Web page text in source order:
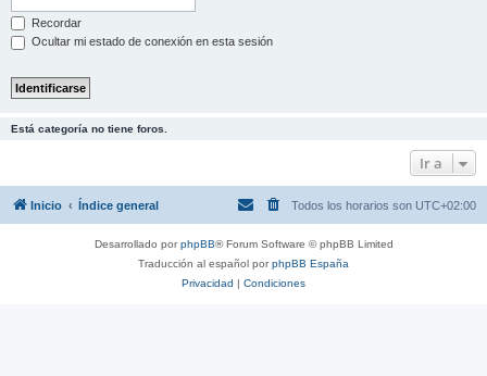
Recordar
Ocultar mi estado de conexión en esta sesión
Está categoría no tiene foros.
Ir a
Inicio Índice general Todos los horarios son UTC+02:00
Desarrollado porphpBB® Forum Software © phpBB Limited
Traducción al español porphpBB España
Privacidad | Condiciones